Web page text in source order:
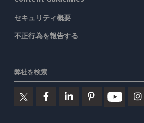
セキュリティ概要
不正行為を報告する
弊社を検索